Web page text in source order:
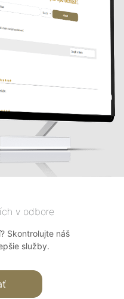
v odbore
Skontrolujte náš
služby.